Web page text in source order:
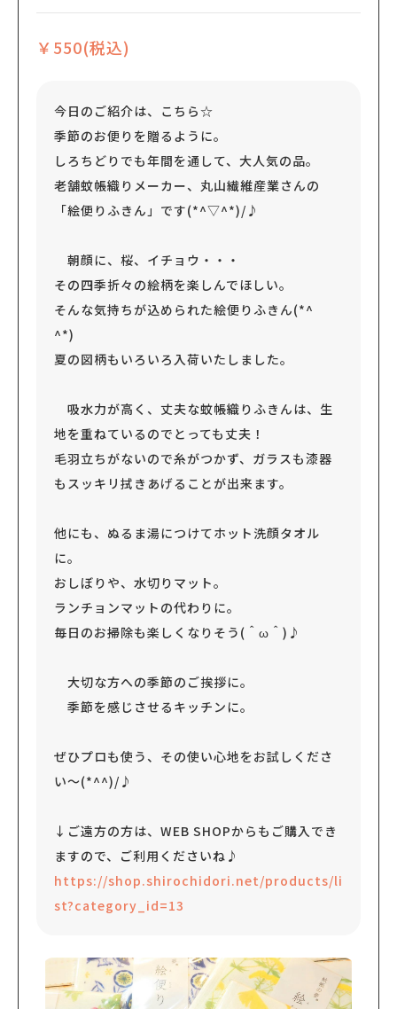
￥550(税込)
今日のご紹介は、こちら☆
季節のお便りを贈るように。
しろちどりでも年間を通して、大人気の品。
老舗蚊帳織りメーカー、丸山繊維産業さんの
「絵便りふきん」です(*^▽^*)/♪
朝顔に、桜、イチョウ・・・
その四季折々の絵柄を楽しんでほしい。
そんな気持ちが込められた絵便りふきん(*^
^*)
夏の図柄もいろいろ入荷いたしました。
吸水力が高く、丈夫な蚊帳織りふきんは、生
地を重ねているのでとっても丈夫！
毛羽立ちがないので糸がつかず、ガラスも漆器
もスッキリ拭きあげることが出来ます。
他にも、ぬるま湯につけてホット洗顔タオル
に。
おしぼりや、水切りマット。
ランチョンマットの代わりに。
毎日のお掃除も楽しくなりそう(＾ω＾)♪
大切な方への季節のご挨拶に。
季節を感じさせるキッチンに。
ぜひプロも使う、その使い心地をお試しくださ
い～(*^^)/♪
↓ご遠方の方は、WEB SHOPからもご購入でき
ますので、ご利用くださいね♪
https://shop.shirochidori.net/products/li
st?category_id=13